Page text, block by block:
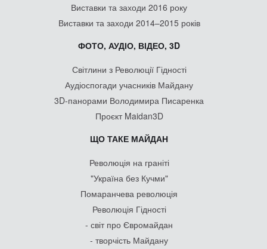
Виставки та заходи 2016 року
Виставки та заходи 2014–2015 років
ФОТО, АУДІО, ВІДЕО, 3D
Світлини з Революції Гідності
Аудіоспогади учасників Майдану
3D-панорами Володимира Писаренка
Проєкт Maidan3D
ЩО ТАКЕ МАЙДАН
Революція на граніті
"Україна без Кучми"
Помаранчева революція
Революція Гідності
- світ про Євромайдан
- творчість Майдану